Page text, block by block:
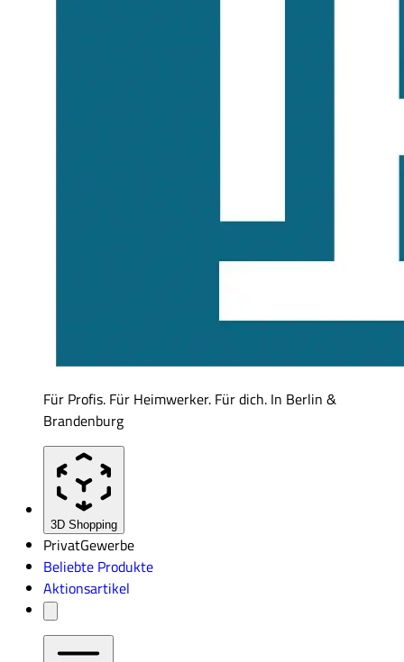
Für Profis. Für Heimwerker. Für dich. In Berlin &
Brandenburg
3D Shopping
PrivatGewerbe
Beliebte Produkte
Aktionsartikel